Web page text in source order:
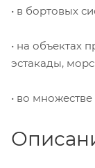
• в бортовых
• на объектах
эстакады,
• во